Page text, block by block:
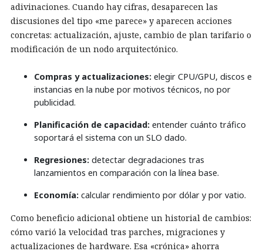
adivinaciones. Cuando hay cifras, desaparecen las
discusiones del tipo «me parece» y aparecen acciones
concretas: actualización, ajuste, cambio de plan tarifario o
modificación de un nodo arquitectónico.
Compras y actualizaciones: elegir CPU/GPU, discos e
instancias en la nube por motivos técnicos, no por
publicidad.
Planificación de capacidad: entender cuánto tráfico
soportará el sistema con un SLO dado.
Regresiones: detectar degradaciones tras
lanzamientos en comparación con la línea base.
Economía: calcular rendimiento por dólar y por vatio.
Como beneficio adicional obtiene un historial de cambios:
cómo varió la velocidad tras parches, migraciones y
actualizaciones de hardware. Esa «crónica» ahorra